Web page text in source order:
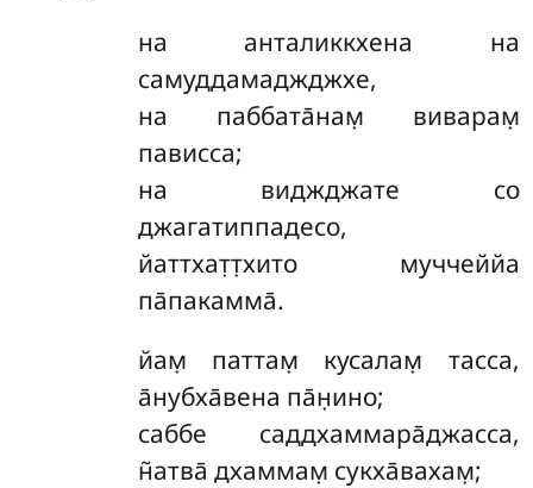
на анталиккхена на
самуддамаджджхе,
на паббата̄нам̣ виварам̣
пависса;
на виджджате со
джагатиппадесо,
йаттхат̣т̣хито муччеййа
па̄пакамма̄.
йам̣ паттам̣ кусалам̣ тасса,
а̄нубха̄вена па̄н̣ино;
саббе саддхаммара̄джасса,
н̃атва̄ дхаммам̣ сукха̄вахам̣;